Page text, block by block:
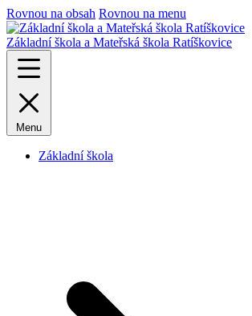
Rovnou na obsah Rovnou na menu
Základní škola a Mateřská škola Ratíškovice
Menu
Základní škola